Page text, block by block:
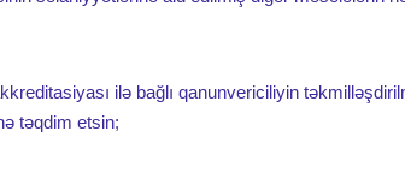
qeyd olunub
üzləşir!»
ilə bağlı qanunvericiliyin
təqdim etsin;